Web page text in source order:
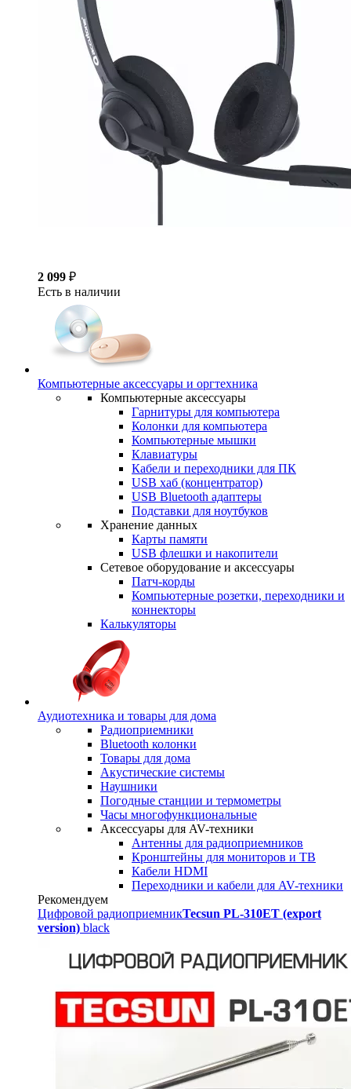
2 099 ₽
Есть в наличии
Компьютерные аксессуары и оргтехника
Компьютерные аксессуары
Гарнитуры для компьютера
Колонки для компьютера
Компьютерные мышки
Клавиатуры
Кабели и переходники для ПК
USB хаб (концентратор)
USB Bluetooth адаптеры
Подставки для ноутбуков
Хранение данных
Карты памяти
USB флешки и накопители
Сетевое оборудование и аксессуары
Патч-корды
Компьютерные розетки, переходники и
коннекторы
Калькуляторы
Аудиотехника и товары для дома
Радиоприемники
Bluetooth колонки
Товары для дома
Акустические системы
Наушники
Погодные станции и термометры
Часы многофункциональные
Аксессуары для AV-техники
Антенны для радиоприемников
Кронштейны для мониторов и ТВ
Кабели HDMI
Переходники и кабели для AV-техники
Рекомендуем
Цифровой радиоприемникTecsun PL-310ET (export
version) black